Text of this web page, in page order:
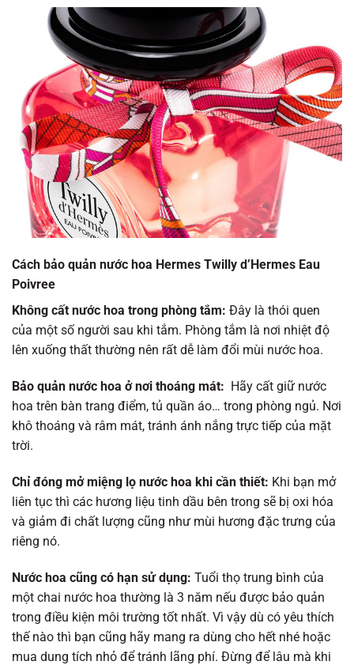
Cách bảo quản nước hoa Hermes Twilly d’Hermes Eau
Poivree
Không cất nước hoa trong phòng tắm: Đây là thói quen
của một số người sau khi tắm. Phòng tắm là nơi nhiệt độ
lên xuống thất thường nên rất dễ làm đổi mùi nước hoa.
Bảo quản nước hoa ở nơi thoáng mát: Hãy cất giữ nước
hoa trên bàn trang điểm, tủ quần áo… trong phòng ngủ. Nơi
khô thoáng và râm mát, tránh ánh nắng trực tiếp của mặt
trời.
Chỉ đóng mở miệng lọ nước hoa khi cần thiết: Khi bạn mở
liên tục thì các hương liệu tinh dầu bên trong sẽ bị oxi hóa
và giảm đi chất lượng cũng như mùi hương đặc trưng của
riêng nó.
Nước hoa cũng có hạn sử dụng: Tuổi thọ trung bình của
một chai nước hoa thường là 3 năm nếu được bảo quản
trong điều kiện môi trường tốt nhất. Vì vậy dù có yêu thích
thế nào thì bạn cũng hãy mang ra dùng cho hết nhé hoặc
mua dung tích nhỏ để tránh lãng phí. Đừng để lâu mà khi